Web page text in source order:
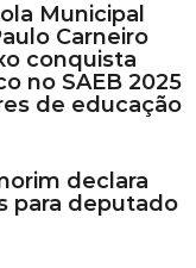
Municipal
Carneiro
conquista
no SAEB 2025
de educação
declara
para deputado